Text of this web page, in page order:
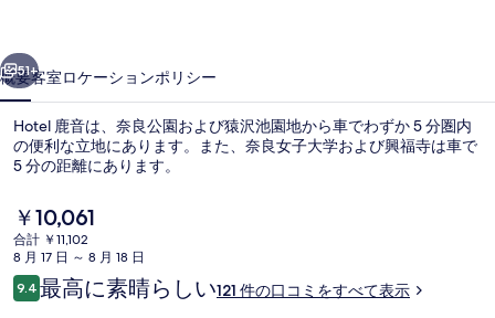
ャ
ラ
リ
ー
51+
概要客室ロケーションポリシー
Hotel 鹿音は、奈良公園および猿沢池園地から車でわずか 5 分圏内
の便利な立地にあります。また、奈良女子大学および興福寺は車で
5 分の距離にあります。
現
在
の
料
金
￥10,061
合計 ￥11,102
8 月 17 日 ～ 8 月 18 日
口
コ
9.410段階中9.4
最高に素晴らしい121 件の口コミをすべて表示